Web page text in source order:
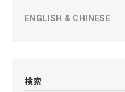
ENGLISH & CHINESE
検索